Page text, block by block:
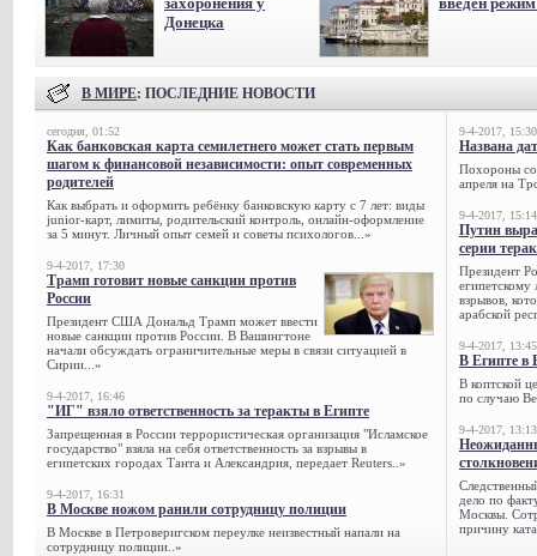
Донецка
В МИРЕ: ПОСЛЕДНИЕ НОВОСТИ
сегодня, 01:52
Как банковская карта семилетнего может стать первым
шагом к финансовой независимости: опыт современных
родителей
Как выбрать и оформить ребёнку банковскую карту с 7 лет: виды
junior-карт, лимиты, родительский контроль, онлайн-оформление
за 5 минут. Личный опыт семей и советы психологов...»
9-4-2017, 17:30
Трамп готовит новые санкции против
России
Президент США Дональд Трамп может ввести
новые санкции против России. В Вашингтоне
начали обсуждать ограничительные меры в связи ситуацией в
Сирии...»
9-4-2017, 16:46
"ИГ" взяло ответственность за теракты в Египте
Запрещенная в России террористическая организация "Исламское
государство" взяла на себя ответственность за взрывы в
египетских городах Танта и Александрия, передает Reuters..»
9-4-2017, 16:31
В Москве ножом ранили сотрудницу полиции
В Москве в Петроверигском переулке неизвестный напали на
сотрудницу полиции..»
9-4-2017, 15:30
Названа
Похороны
апреля на
9-4-2017, 15:14
Путин
серии
Президент
египетскому
взрывов,
арабской
9-4-2017, 13:45
В Египте в
В коптской
по случаю
9-4-2017, 13:13
дело по
Москвы.
причину